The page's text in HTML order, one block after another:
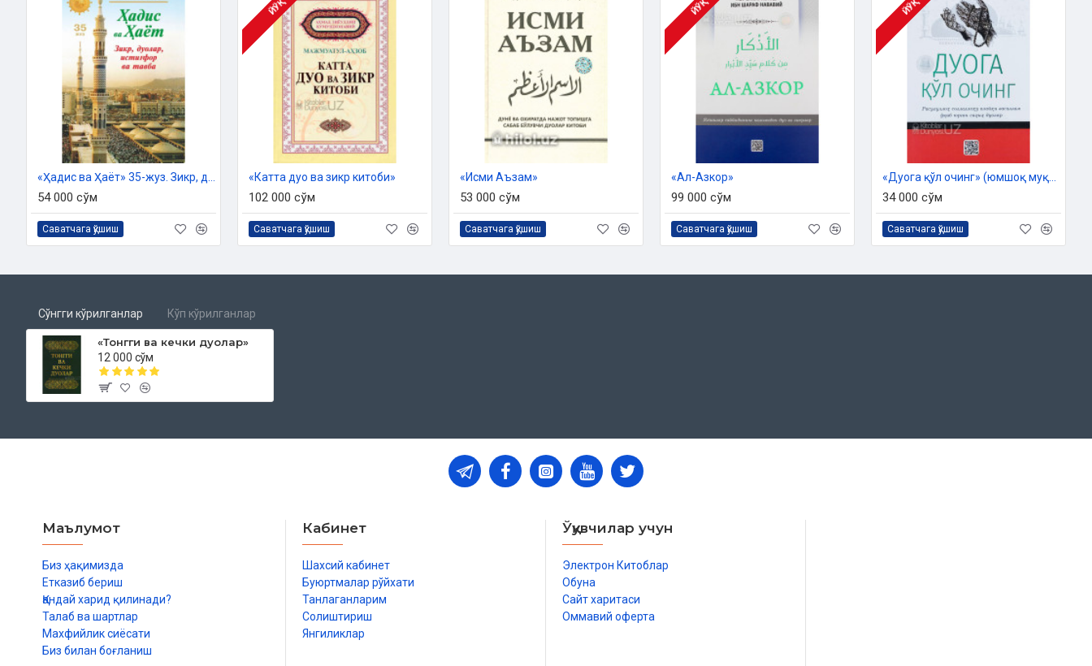
Мундарижа
Тонги ва кечки дуоларнинг самара ва натижалари
Тонги дуолар
Кечки дуолар
54 000 сўм
Саватчага қўшиш
ЙЎҚ
«Катта дуо ва зикр китоби»
102 000 сўм
Саватчага қўшиш
«Исми Аъзам»
53 000 сўм
Саватчага қўшиш
ЙЎҚ
«Ал-Азкор»
99 000 сўм
Саватчага қўшиш
ЙЎҚ
34 000 сўм
Саватчага қўшиш
Сўнгги кўрилганлар Кўп кўрилганлар
«Тонгги ва кечки дуолар»
12 000 сўм
Маълумот
Биз ҳақимизда
Етказиб бериш
Қандай харид қилинади?
Талаб ва шартлар
Махфийлик сиёсати
Биз билан боғланиш
Кабинет
Шахсий кабинет
Буюртмалар рўйхати
Танлаганларим
Солиштириш
Янгиликлар
Ўқувчилар учун
Электрон Китоблар
Обуна
Сайт харитаси
Оммавий оферта